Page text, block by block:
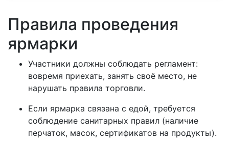
Правила проведения
ярмарки
Участники должны соблюдать регламент:
вовремя приехать, занять своё место, не
нарушать правила торговли.
Если ярмарка связана с едой, требуется
соблюдение санитарных правил (наличие
перчаток, масок, сертификатов на продукты).